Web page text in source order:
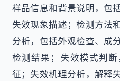
样品信息和背景说明，包
失效现象描述；检测方法
分析，包括外观检查、成
检测结果；失效模式判
征；失效机理分析，解释